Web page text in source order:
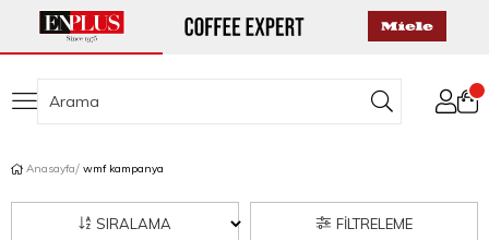
Anasayfa wmf kampanya
FILTRELEME
SIRALAMA